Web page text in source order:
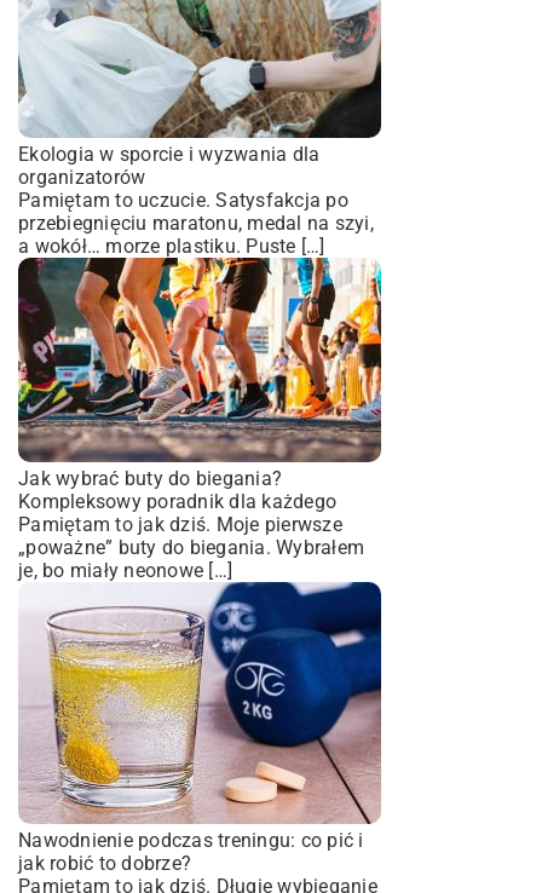
Ekologia w sporcie i wyzwania dla
organizatorów
Pamiętam to uczucie. Satysfakcja po
przebiegnięciu maratonu, medal na szyi,
a wokół… morze plastiku. Puste […]
Jak wybrać buty do biegania?
Kompleksowy poradnik dla każdego
Pamiętam to jak dziś. Moje pierwsze
„poważne” buty do biegania. Wybrałem
je, bo miały neonowe […]
Nawodnienie podczas treningu: co pić i
jak robić to dobrze?
Pamiętam to jak dziś. Długie wybieganie